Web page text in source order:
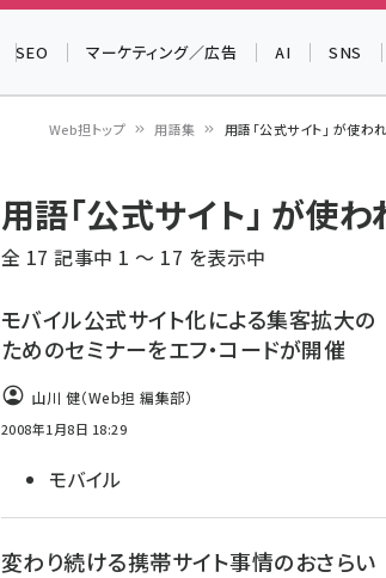
SEO マーケティング／広告 AI SNS
ン
く
ず
Web担トップ 用語集 用語「公式サイト」 が使わ
用語「公式サイト」 が使
全 17 記事中 1 ～ 17 を表示中
モバイル公式サイト化による集客拡大の
ためのセミナーをエフ・コードが開催
山川 健（Web担 編集部）
2008年1月8日 18:29
モバイル
変わり続ける携帯サイト事情のおさらい
▼申